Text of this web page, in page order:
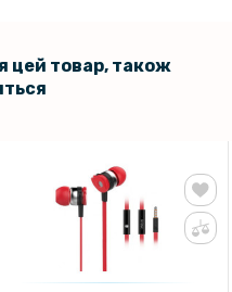
цей товар, також